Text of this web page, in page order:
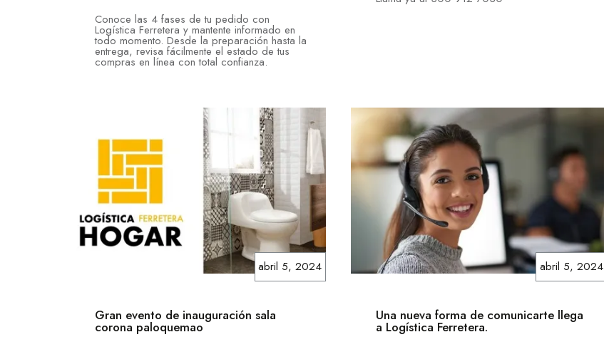
Conoce las 4 fases de tu pedido con
Logística Ferretera y mantente informado en
todo momento. Desde la preparación hasta la
entrega, revisa fácilmente el estado de tus
compras en línea con total confianza.
abril 5, 2024
Gran evento de inauguración sala
corona paloquemao
abril 5, 2024
Una nueva forma de comunicarte llega
a Logística Ferretera.